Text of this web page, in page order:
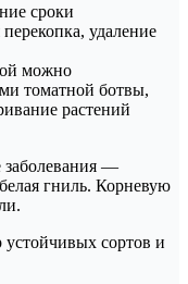
сроки
удаление
можно
томатной ботвы,
растений
заболевания —
гниль. Корневую
сортов и